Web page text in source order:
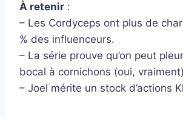
À retenir :
– Les Cordyceps ont plus de
% des influenceurs.
– La série prouve qu’on peut
bocal à cornichons (oui,
– Joel mérite un stock d’actions